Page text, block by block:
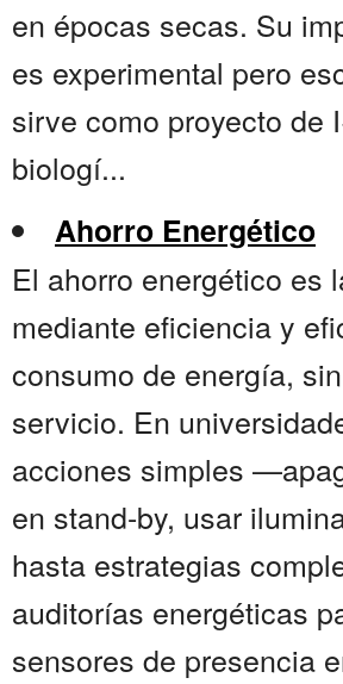
en épocas secas. Su
es experimental pero
sirve como proyecto de
biologí...
Ahorro Energético
El ahorro energético es
mediante eficiencia y
consumo de energía,
servicio. En
acciones simples
en stand-by, usar
hasta estrategias
auditorías energéticas
sensores de presencia